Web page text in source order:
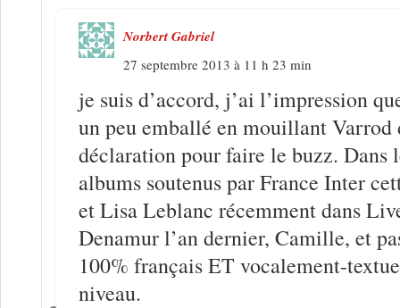
Norbert Gabriel
27 septembre 2013 à 11 h 23 min
je suis d’accord, j’ai l’impression
un peu emballé en mouillant Varrod
déclaration pour faire le buzz. Dans
albums soutenus par France Inter
et Lisa Leblanc récemment dans
Denamur l’an dernier, Camille, et
100% français ET vocalement-
niveau.